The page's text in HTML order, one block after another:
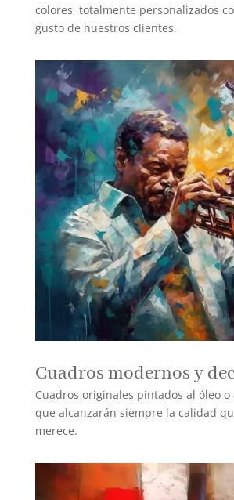
colores, totalmente personalizados
gusto de nuestros clientes.
Cuadros modernos y
Cuadros originales pintados al óleo o
que alcanzarán siempre la calidad
merece.